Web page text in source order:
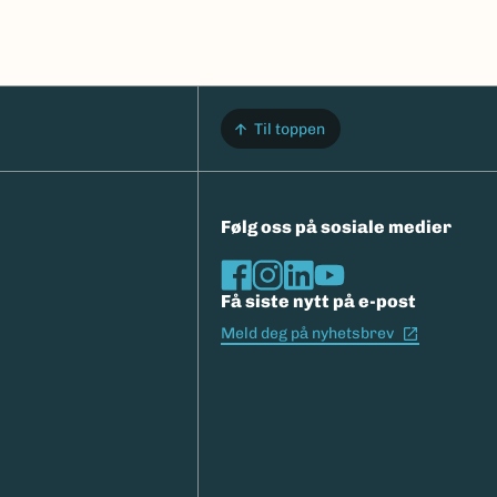
Til toppen
Følg oss på sosiale medier
Få siste nytt på e-post
Meld deg på nyhetsbrev